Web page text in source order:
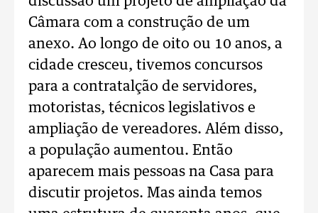
Câmara com a construção de um
anexo. Ao longo de oito ou 10 anos, a
cidade cresceu, tivemos concursos
para a contratalção de servidores,
motoristas, técnicos legislativos e
ampliação de vereadores. Além disso,
a população aumentou. Então
aparecem mais pessoas na Casa para
discutir projetos. Mas ainda temos